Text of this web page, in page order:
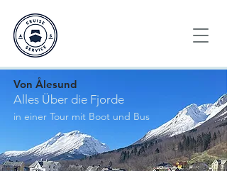
Alles Über die Fjorde
in einer Tour mit Boot und Bus
Von Ålesund